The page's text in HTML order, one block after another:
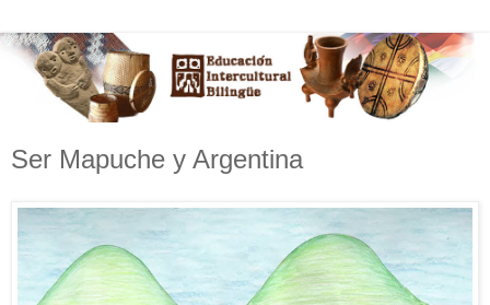
Ser Mapuche y Argentina